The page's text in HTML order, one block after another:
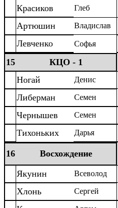
Красиков Глеб
Артюшин Владислав
Левченко Софья
15 КЦО - 1
Ногай
Денис
Либерман Семен
Чернышев Семен
Тихоньких Дарья
16 Восхождение
Якунин
Всеволод
Хлонь Сергей